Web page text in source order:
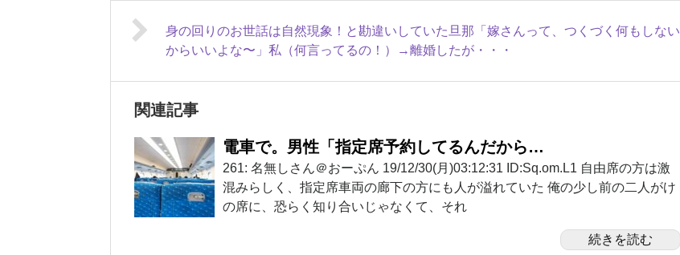
身の回りのお世話は自然現象！と勘違いしていた旦那「嫁さんって、つくづく何もしない
からいいよな〜」私（何言ってるの！）→離婚したが・・・
関連記事
電車で。男性「指定席予約してるんだから…
261: 名無しさん＠おーぷん 19/12/30(月)03:12:31 ID:Sq.om.L1 自由席の方は激
混みらしく、指定席車両の廊下の方にも人が溢れていた 俺の少し前の二人がけ
の席に、恐らく知り合いじゃなくて、それ
続きを読む